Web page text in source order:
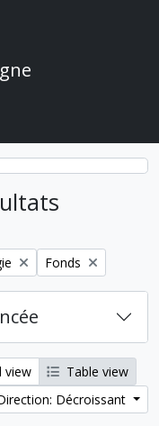
Remove filter:
Fonds
view
Table view
Décroissant